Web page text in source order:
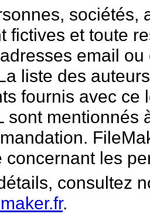
sociétés,
fictives et toute
email
liste des
fournis avec
sont mentionnés
concernant les
consultez
.